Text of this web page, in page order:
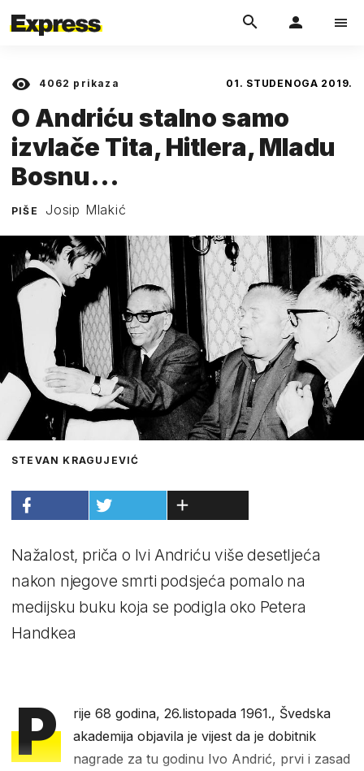
4062 prikaza 01. STUDENOGA 2019.
O Andriću stalno samo
izvlače Tita, Hitlera, Mladu
Bosnu...
PIŠE Josip Mlakić
STEVAN KRAGUJEVIĆ
Nažalost, priča o Ivi Andriću više desetljeća
nakon njegove smrti podsjeća pomalo na
medijsku buku koja se podigla oko Petera
Handkea
P
rije 68 godina, 26.listopada 1961., Švedska
akademija objavila je vijest da je dobitnik
nagrade za tu godinu Ivo Andrić, prvi i zasad